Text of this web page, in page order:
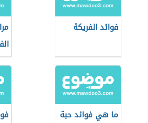
فوائد الفريكة
ما هي فوائد حبة